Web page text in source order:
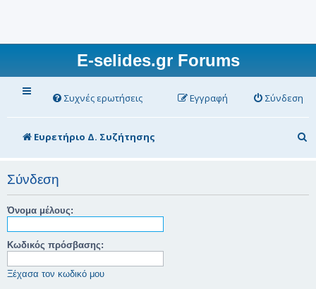
E-selides.gr Forums
Συχνές ερωτήσεις Σύνδεση
Εγγραφή
Ευρετήριο Δ. Συζήτησης
ν
ζ
Σύνδεση
Όνομα μέλους:
Κωδικός πρόσβασης:
Ξέχασα τον κωδικό μου